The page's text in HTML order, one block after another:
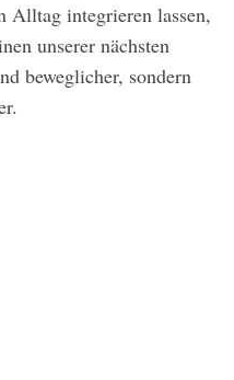
Alltag integrieren lassen,
unserer nächsten
beweglicher, sondern